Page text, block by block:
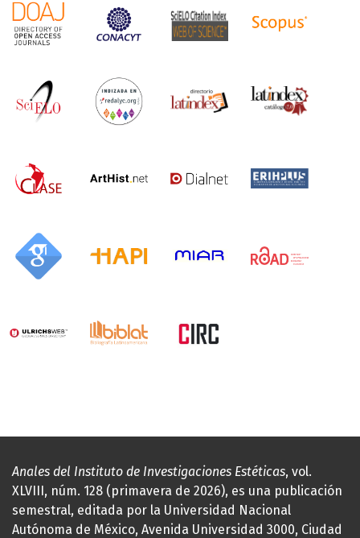
Anales del Instituto de Investigaciones Estéticas, vol.
XLVIII, núm. 128 (primavera de 2026), es una publicación
semestral, editada por la Universidad Nacional
Autónoma de México, Avenida Universidad 3000, Ciudad